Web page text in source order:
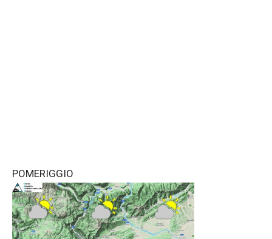
POMERIGGIO